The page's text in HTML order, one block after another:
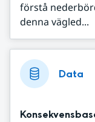
förstå
denna vägled...
Data